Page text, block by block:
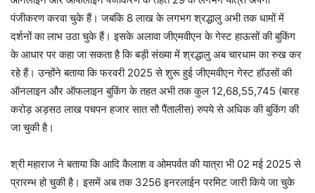
पंजीकरण करवा चुके हैं। जबकि 8 लाख के लगभग श्रद्धालु अभी तक धामों में
दर्शनों का लाभ उठा चुके हैं। इसके अलावा जीएमवीएन के गेस्ट हाऊसों की बुकिंग
के आधार पर कहा जा सकता है कि बड़ी संख्या में श्रद्धालु अब चारधाम का रुख कर
रहे हैं। उन्होंने बताया कि फरवरी 2025 से शुरू हुई जीएमवीएन गेस्ट हॉउसों की
ऑनलाइन और ऑफलाइन बुकिंग के तहत अभी तक कुल 12,68,55,745 (बारह
करोड़ अड़सठ लाख पचपन हजार सात सौ पैंतालीस) रुपये से अधिक की बुकिंग की
जा चुकी है।
श्री महाराज ने बताया कि आदि कैलाश व ओमपर्वत की यात्रा भी 02 मई 2025 से
प्रारम्भ हो चुकी है। इसमें अब तक 3256 इनरलाईन परमिट जारी किये जा चुके